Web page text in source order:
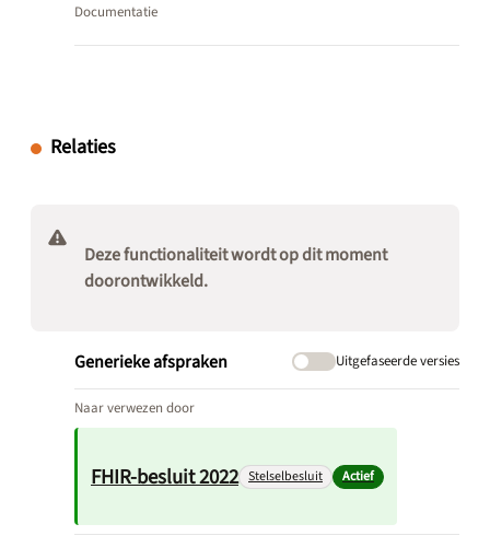
Documentatie
Relaties
Deze functionaliteit wordt op dit moment
doorontwikkeld.
Generieke afspraken Uitgefaseerde versies
Naar verwezen door
FHIR-besluit 2022 Stelselbesluit Actief